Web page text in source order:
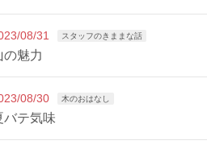
08/31 スタッフのきままな話
の魅力
08/30 木のおはなし
バテ気味